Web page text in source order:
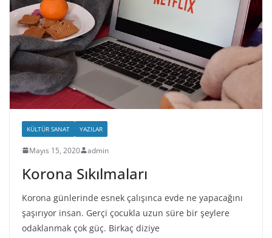
KÜLTÜR SANAT YAZILAR
Mayıs 15, 2020 admin
Korona Sıkılmaları
Korona günlerinde esnek çalışınca evde ne yapacağını
şaşırıyor insan. Gerçi çocukla uzun süre bir şeylere
odaklanmak çok güç. Birkaç diziye